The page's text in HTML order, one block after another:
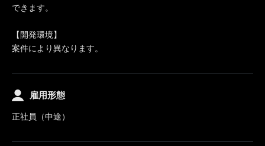
できます。
【開発環境】
案件により異なります。
雇用形態
正社員（中途）